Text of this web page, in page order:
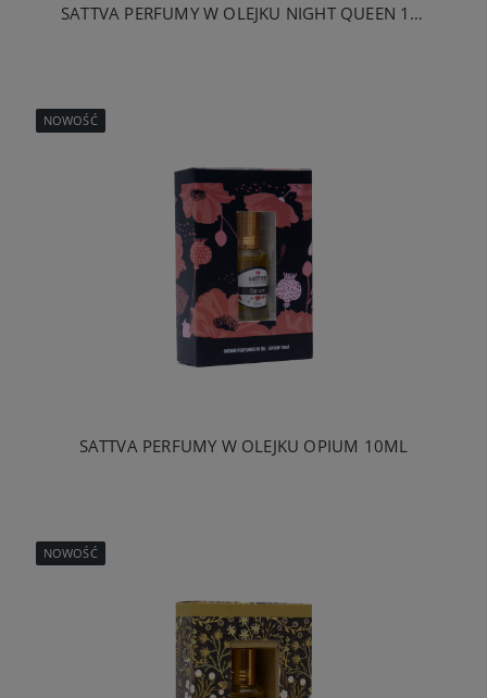
SATTVA PERFUMY W OLEJKU NIGHT QUEEN 10ML
SATTVA PERFUMY W OLEJKU OPIUM 10ML
NOWOŚĆ
NOWOŚĆ